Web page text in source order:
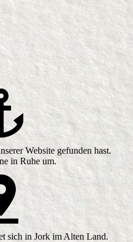
Website gefunden hast.
in Ruhe um.
sich in Jork im Alten Land.